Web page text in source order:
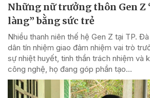
Những nữ trưởng thôn Gen Z
làng” bằng sức trẻ
Nhiều thanh niên thế hệ Gen Z tại TP.
dân tín nhiệm giao đảm nhiệm vai trò
sự nhiệt huyết, tinh thần trách nhiệm và
công nghệ, họ đang góp phần tạo...